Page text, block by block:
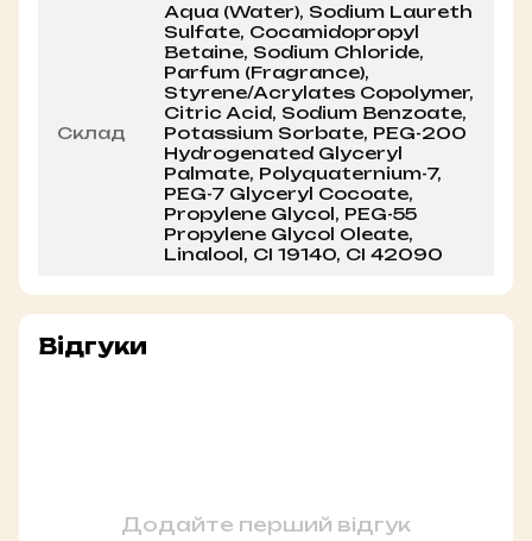
Склад
Aqua (Water), Sodium Laureth
Sulfate, Cocamidopropyl
Betaine, Sodium Chloride,
Parfum (Fragrance),
Styrene/Acrylates Copolymer,
Citric Acid, Sodium Benzoate,
Potassium Sorbate, PEG-200
Hydrogenated Glyceryl
Palmate, Polyquaternium-7,
PEG-7 Glyceryl Cocoate,
Propylene Glycol, PEG-55
Propylene Glycol Oleate,
Linalool, CI 19140, CI 42090
Відгуки
Додайте перший відгук